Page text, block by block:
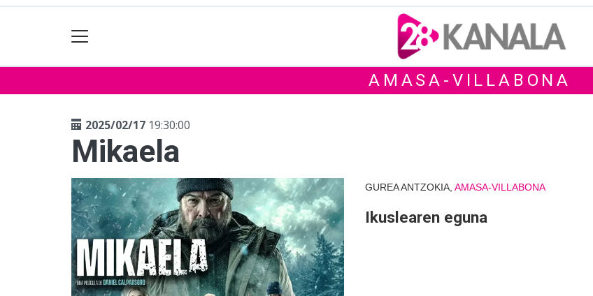
AMASA-VILLABONA
2025/02/17 19:30:00
Mikaela
GUREA ANTZOKIA, AMASA-VILLABONA
Ikuslearen eguna